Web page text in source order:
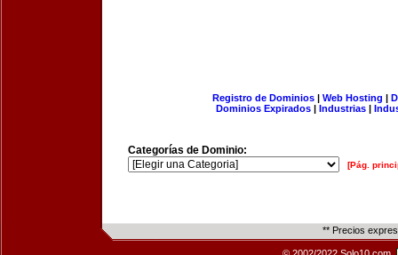
Registro de Dominios| Web Hosting |
Dominios Expirados | Industrias |
Categorías de Dominio:
[Pág.
** Precios